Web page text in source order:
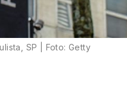
SP | Foto: Getty